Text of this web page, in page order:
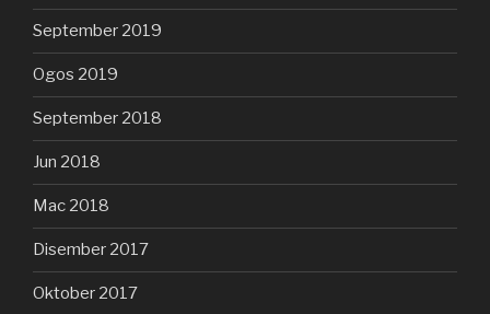
September 2019
Ogos 2019
September 2018
Jun 2018
Mac 2018
Disember 2017
Oktober 2017